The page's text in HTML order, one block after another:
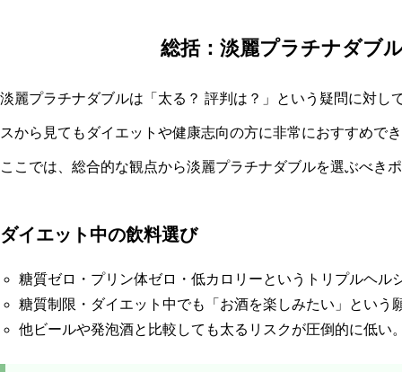
総括：淡麗プラチナダブ
淡麗プラチナダブルは「太る？ 評判は？」という疑問に対し
スから見てもダイエットや健康志向の方に非常におすすめで
ここでは、総合的な観点から淡麗プラチナダブルを選ぶべき
ダイエット中の飲料選び
糖質ゼロ・プリン体ゼロ・低カロリーというトリプルヘル
糖質制限・ダイエット中でも「お酒を楽しみたい」という
他ビールや発泡酒と比較しても太るリスクが圧倒的に低い